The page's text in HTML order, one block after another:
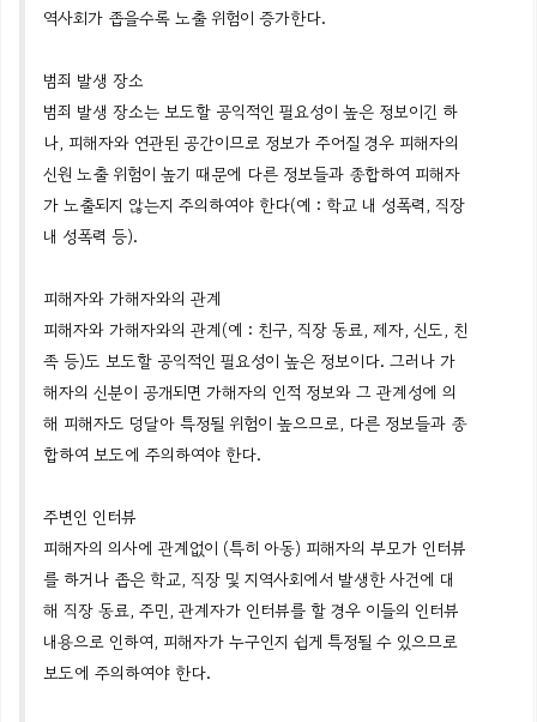
역사회가 좁을수록 노출 위험이 증가한다.
범죄 발생 장소
범죄 발생 장소는 보도할 공익적인 필요성이 높은 정보이긴 하
나, 피해자와 연관된 공간이므로 정보가 주어질 경우 피해자의
신원 노출 위험이 높기 때문에 다른 정보들과 종합하여 피해자
가 노출되지 않는지 주의하여야 한다(예 : 학교 내 성폭력, 직장
내 성폭력 등).
피해자와 가해자와의 관계
피해자와 가해자와의 관계(예 : 친구, 직장 동료, 제자, 신도, 친
족 등)도 보도할 공익적인 필요성이 높은 정보이다. 그러나 가
해자의 신분이 공개되면 가해자의 인적 정보와 그 관계성에 의
해 피해자도 덩달아 특정될 위험이 높으므로, 다른 정보들과 종
합하여 보도에 주의하여야 한다.
주변인 인터뷰
피해자의 의사에 관계없이 (특히 아동) 피해자의 부모가 인터뷰
를 하거나 좁은 학교, 직장 및 지역사회에서 발생한 사건에 대
해 직장 동료, 주민, 관계자가 인터뷰를 할 경우 이들의 인터뷰
내용으로 인하여, 피해자가 누구인지 쉽게 특정될 수 있으므로
보도에 주의하여야 한다.